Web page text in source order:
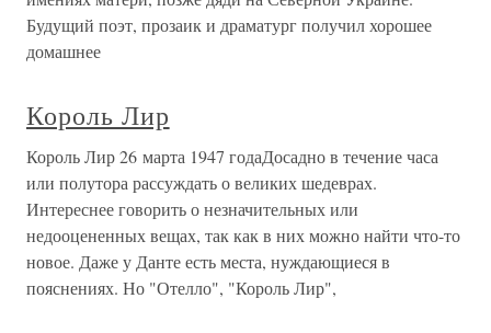
Будущий поэт, прозаик и драматург получил хорошее
домашнее
Король Лир
Король Лир 26 марта 1947 годаДосадно в течение часа
или полутора рассуждать о великих шедеврах.
Интереснее говорить о незначительных или
недооцененных вещах, так как в них можно найти что-то
новое. Даже у Данте есть места, нуждающиеся в
пояснениях. Но "Отелло", "Король Лир",